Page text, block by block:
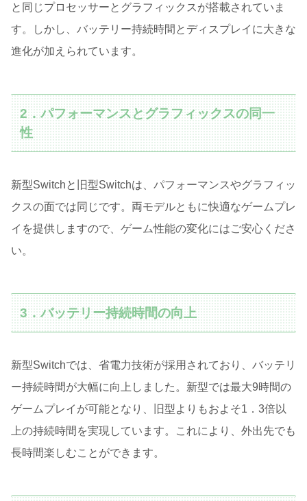
と同じプロセッサーとグラフィックスが搭載されていま
す。しかし、バッテリー持続時間とディスプレイに大きな
進化が加えられています。
2．パフォーマンスとグラフィックスの同一
性
新型Switchと旧型Switchは、パフォーマンスやグラフィッ
クスの面では同じです。両モデルともに快適なゲームプレ
イを提供しますので、ゲーム性能の変化にはご安心くださ
い。
3．バッテリー持続時間の向上
新型Switchでは、省電力技術が採用されており、バッテリ
ー持続時間が大幅に向上しました。新型では最大9時間の
ゲームプレイが可能となり、旧型よりもおよそ1．3倍以
上の持続時間を実現しています。これにより、外出先でも
長時間楽しむことができます。